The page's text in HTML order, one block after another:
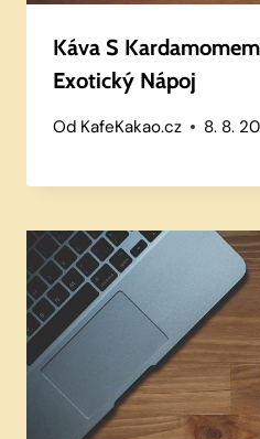
Káva S
Exotický Nápoj
Od KafeKakao.cz 8. 8.